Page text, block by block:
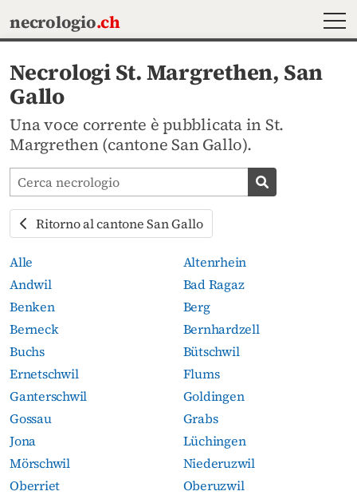
necrologio.ch
Necrologi St. Margrethen, San
Gallo
Una voce corrente è pubblicata in St.
Margrethen (cantone San Gallo).
Cerca avvisi mortuari
Cerca
Ritorno al cantone San Gallo
Alle
Altenrhein
Andwil
Bad Ragaz
Benken
Berg
Berneck
Bernhardzell
Buchs
Bütschwil
Ernetschwil
Flums
Ganterschwil
Goldingen
Gossau
Grabs
Jona
Lüchingen
Mörschwil
Niederuzwil
Oberriet
Oberuzwil